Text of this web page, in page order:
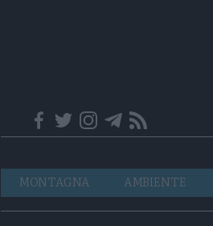
Navigazione
principale
MONTAGNA AMBIENTE